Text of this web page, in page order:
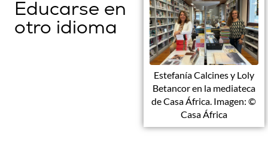
Educarse en
otro idioma
Estefanía Calcines y Loly
Betancor en la mediateca
de Casa África. Imagen: ©
Casa África